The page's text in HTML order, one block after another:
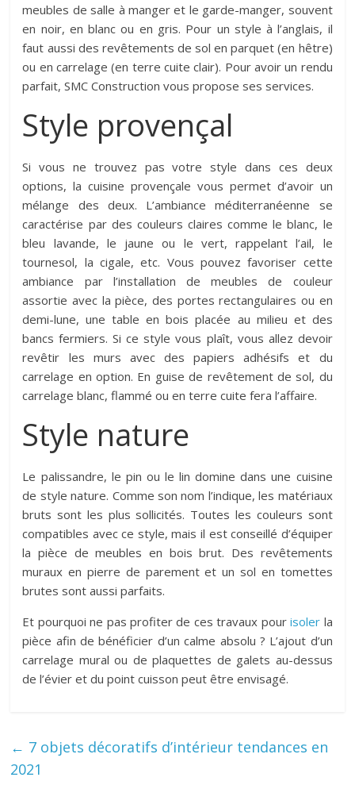
meubles de salle à manger et le garde-manger, souvent
en noir, en blanc ou en gris. Pour un style à l’anglais, il
faut aussi des revêtements de sol en parquet (en hêtre)
ou en carrelage (en terre cuite clair). Pour avoir un rendu
parfait, SMC Construction vous propose ses services.
Style provençal
Si vous ne trouvez pas votre style dans ces deux
options, la cuisine provençale vous permet d’avoir un
mélange des deux. L’ambiance méditerranéenne se
caractérise par des couleurs claires comme le blanc, le
bleu lavande, le jaune ou le vert, rappelant l’ail, le
tournesol, la cigale, etc. Vous pouvez favoriser cette
ambiance par l’installation de meubles de couleur
assortie avec la pièce, des portes rectangulaires ou en
demi-lune, une table en bois placée au milieu et des
bancs fermiers. Si ce style vous plaît, vous allez devoir
revêtir les murs avec des papiers adhésifs et du
carrelage en option. En guise de revêtement de sol, du
carrelage blanc, flammé ou en terre cuite fera l’affaire.
Style nature
Le palissandre, le pin ou le lin domine dans une cuisine
de style nature. Comme son nom l’indique, les matériaux
bruts sont les plus sollicités. Toutes les couleurs sont
compatibles avec ce style, mais il est conseillé d’équiper
la pièce de meubles en bois brut. Des revêtements
muraux en pierre de parement et un sol en tomettes
brutes sont aussi parfaits.
Et pourquoi ne pas profiter de ces travaux pourisoler la
pièce afin de bénéficier d’un calme absolu ? L’ajout d’un
carrelage mural ou de plaquettes de galets au-dessus
de l’évier et du point cuisson peut être envisagé.
← 7 objets décoratifs d’intérieur tendances en
2021